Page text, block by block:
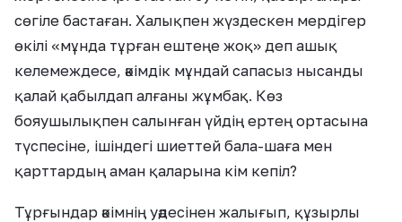
сөгіле бастаған. Халықпен жүздескен мердігер
өкілі «мұнда тұрған ештеңе жоқ» деп ашық
келемеждесе, әкімдік мұндай сапасыз нысанды
қалай қабылдап алғаны жұмбақ. Көз
бояушылықпен салынған үйдің ертең ортасына
түспесіне, ішіндегі шиеттей бала-шаға мен
қарттардың аман қаларына кім кепіл?
Тұрғындар әкімнің уәдесінен жалығып, құзырлы